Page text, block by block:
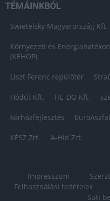
TÉMÁINKBÓL
Swietelsky Magyarország Kft.
Környezeti és
(KEHOP)
Liszt Ferenc repülőtér
Hódút Kft. HE-DO Kft.
kórházfejlesztés
KÉSZ Zrt. A-Híd Zrt.
Impresszum
Felhasználási feltételek
Süti